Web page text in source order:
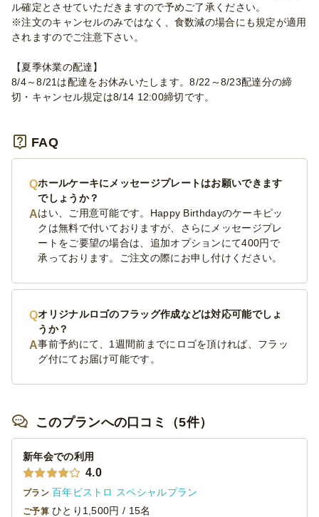
ル確定とさせていただきますので予めご了承ください。
※注文のキャンセルのみではなく、食数減の場合にも規定が適用
されますのでご注意下さい。
【夏季休業の配達】
8/4～8/21は配達をお休みいたします。8/22～8/23配達分の締
切・キャンセル規定は8/14 12:00締切です。
FAQ
ホールケーキにメッセージプレートはお願いできます
でしょうか？
はい、ご用意可能です。Happy Birthdayのケーキピッ
クは無料で付いておりますが、さらにメッセージプレ
ートをご要望の場合は、追加オプションにて400円で
承っております。ご注文の際にお申し付けください。
オリジナルロゴのフラッグ作成などは対応可能でしょ
うか？
事前予約にて、1週間前までにロゴを頂ければ、フラッ
グ付にてお届け可能です。
このプランへの口コミ（5件）
新年会での利用
4.0
プラン 百年ビストロ スペシャルプラン
ご予算 ひとり1,500円 / 15名